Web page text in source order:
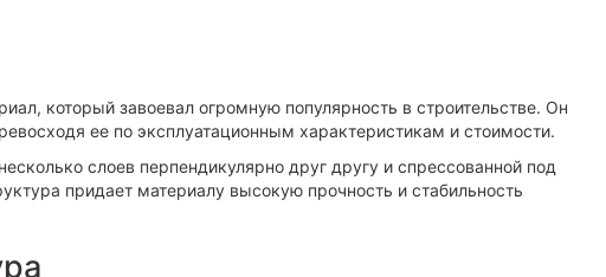
который завоевал огромную популярность в строительстве. Он
ее по эксплуатационным характеристикам и стоимости.
слоев перпендикулярно друг другу и спрессованной под
придает материалу высокую прочность и стабильность